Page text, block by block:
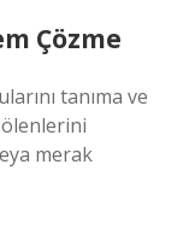
Çözme
tanıma ve
merak